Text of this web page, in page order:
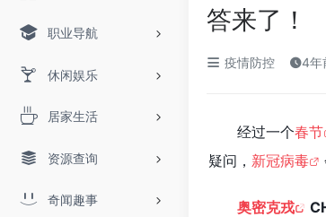
职业导航
休闲娱乐
居家生活
资源查询
奇闻趣事
答来了！
疫情防控 4年
经过一个春节
疑问， 新冠病毒
奥密克戎